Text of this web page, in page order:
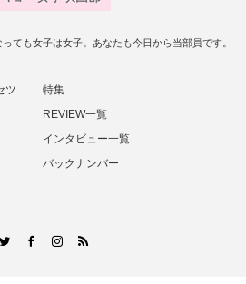
ても女子は女子。あなたも今日から当部員です。
ツ
特集
REVIEW一覧
インタビュー一覧
バックナンバー
TwitterFacebookInstagram